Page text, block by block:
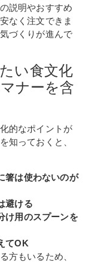
説明やおすすめ
なく注文できま
づくりが進んで
い食文化
ナーを含
的なポイントが
知っておくと、
箸は使わないのが
避ける
け用のスプーンを
てOK
方もいるため、